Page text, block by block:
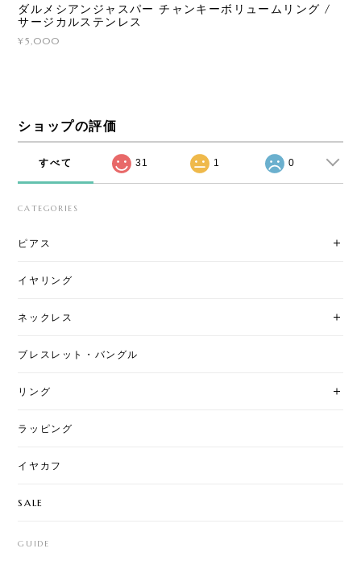
ダルメシアンジャスパー チャンキーボリュームリング /
サージカルステンレス
¥5,000
ショップの評価
すべて 31 1 0
CATEGORIES
ピアス
イヤリング
ネックレス
ブレスレット・バングル
リング
ラッピング
イヤカフ
SALE
GUIDE